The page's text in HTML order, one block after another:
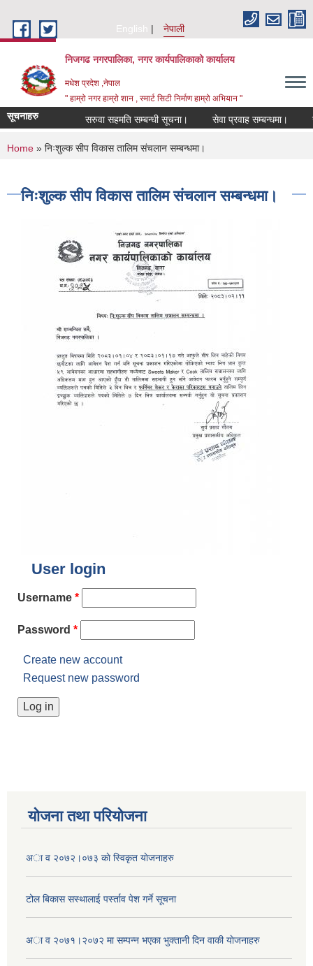
English
नेपाली
निजगढ नगरपालिका, नगर कार्यपालिकाको कार्यालय
मधेश प्रदेश ,नेपाल
" हाम्रो नगर हाम्रो शान , स्मार्ट सिटी निर्माण हाम्रो अभियान "
सूचनाहरु सरुवा सहमति सम्बन्धी सूचना। सेवा प्रवाह सम्बन्धमा।
You are here
Home » निःशुल्क सीप विकास तालिम संचलान सम्बन्धमा।
निःशुल्क सीप विकास तालिम संचलान सम्बन्धमा।
User login
Username *
Password *
Create new account
Request new password
योजना तथा परियोजना
अा व २०७२।०७३ काे स्विकृत याेजनाहरु
टोल बिकास स‌स्थालाई प‌र्स्ताव पेश गर्ने सूचना
अा‍ व २०७१।२०७२ मा सम्पन्न भएका भुक्तानी दिन वा‌की याेजनाहरु